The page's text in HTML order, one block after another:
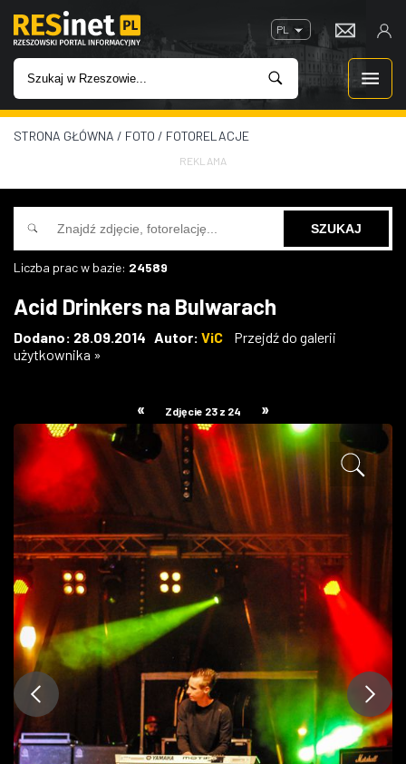
PL
WIADOMOŚCI
INWESTYCJE
IMPREZY
W KINACH
ZDJĘCIA
W RZESZOWIE
STRONA GŁÓWNA / FOTO / FOTORELACJE
REKLAMA
Liczba prac w bazie: 24589
Acid Drinkers na Bulwarach
Dodano: 28.09.2014 Autor: ViC
Przejdź do galerii
użytkownika »
« Zdjęcie 23 z 24 »